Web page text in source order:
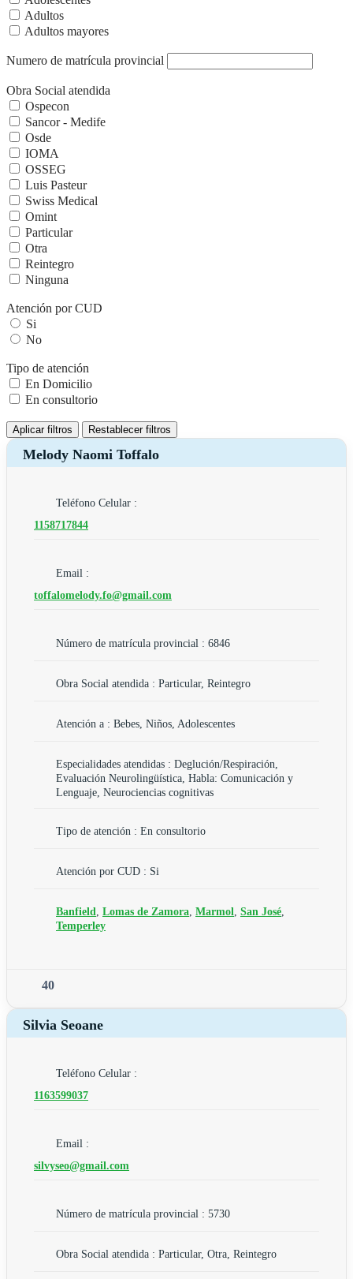
Adultos
Adultos mayores
Numero de matrícula provincial
Obra Social atendida
Ospecon
Sancor - Medife
Osde
IOMA
OSSEG
Luis Pasteur
Swiss Medical
Omint
Particular
Otra
Reintegro
Ninguna
Atención por CUD
Si
No
Tipo de atención
En Domicilio
En consultorio
Aplicar filtros Restablecer filtros
Melody Naomi Toffalo
Teléfono Celular :
1158717844
Email :
toffalomelody.fo@gmail.com
Número de matrícula provincial : 6846
Obra Social atendida : Particular, Reintegro
Atención a : Bebes, Niños, Adolescentes
Especialidades atendidas : Deglución/Respiración,
Evaluación Neurolingüística, Habla: Comunicación y
Lenguaje, Neurociencias cognitivas
Tipo de atención : En consultorio
Atención por CUD : Si
Banfield Lomas de Zamora Marmol San José
Temperley
40
Silvia Seoane
Teléfono Celular :
1163599037
Email :
silvyseo@gmail.com
Número de matrícula provincial : 5730
Obra Social atendida : Particular, Otra, Reintegro